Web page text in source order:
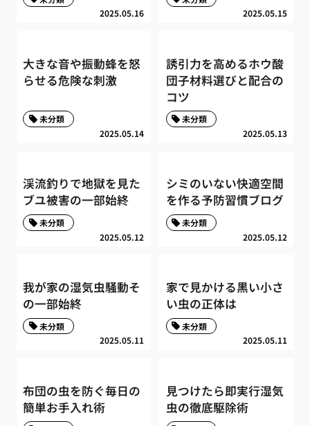
2025.05.16 2025.05.15
大きな音や振動蜂を怒
らせる危険な刺激
2025.05.14
未分類
誘引力を高めるホウ酸
団子材料選びと配合の
コツ
2025.05.13
未分類
渓流釣りで地獄を見た
ブユ被害の一部始終
2025.05.12
未分類
シミのいない快適空間
を作る予防習慣ブログ
2025.05.12
未分類
我が家の湿気虫騒動そ
の一部始終
2025.05.11
未分類
家で見かける黒い小さ
い虫の正体は
2025.05.11
未分類
布団の虫を防ぐ毎日の
簡単お手入れ術
見つけたら即実行湿気
虫の徹底駆除術